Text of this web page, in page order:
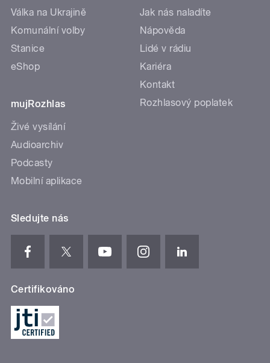
Válka na Ukrajině
Komunální volby
Stanice
eShop
mujRozhlas
Živé vysílání
Audioarchiv
Podcasty
Mobilní aplikace
Jak nás naladíte
Nápověda
Lidé v rádiu
Kariéra
Kontakt
Rozhlasový poplatek
Sledujte nás
Certifikováno